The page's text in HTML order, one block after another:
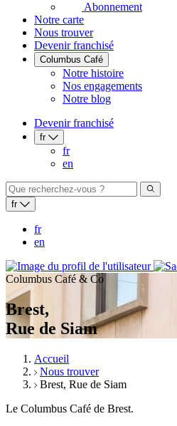
Abonnement
Notre carte
Nous trouver
Devenir franchisé
Columbus Café
Notre histoire
Nos engagements
Notre blog
Devenir franchisé
fr
fr
en
fr
fr
en
Columbus Café & Co
Brest,
Rue de Siam
Accueil
Nous trouver
Brest, Rue de Siam
Le Columbus Café de Brest.